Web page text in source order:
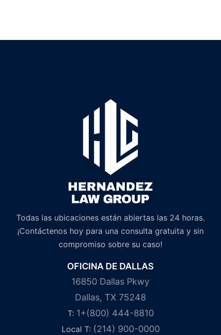
Todas las ubicaciones están abiertas las 24 horas.
¡Contáctenos hoy para una consulta gratuita y sin
compromiso sobre su caso!
OFICINA DE DALLAS
16850 Dallas Pkwy
Dallas, TX 75248
T: 1+(800) 444-8810
Local T: (214) 900-0000